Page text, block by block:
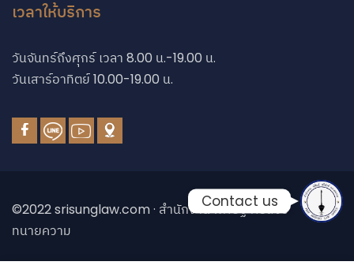
เวลาให้บริการ
วันจันทร์ถึงศุกร์ เวลา 8.00 น.-19.00 น.
วันเสาร์อาทิตย์ 10.00-19.00 น.
©2022 srisunglaw.com · สำนักงาน พิศิษฐ์ ศรีสังข์
ทนายความ
Contact us